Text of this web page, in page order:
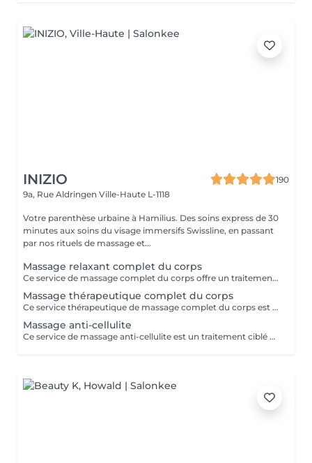
INIZIO
190
9a, Rue Aldringen Ville-Haute L-1118
Votre parenthèse urbaine à Hamilius. Des soins express de 30
minutes aux soins du visage immersifs Swissline, en passant
par nos rituels de massage et...
Massage relaxant complet du corps
Ce service de massage complet du corps offre un traitement complet et relaxant conçu pour travailler sur tout le corps : cou, épaules, dos, bras, mains, jambes, pieds. Il utilise des techniques fluides à moyenne pression pour relâcher la tension musculaire, améliorer la flexibilité et favoriser la relaxation profonde, ce qui le rend idéal pour soulager le stress, les douleurs quotidiennes ou simplement rétablir l'équilibre après une semaine chargée.
Massage thérapeutique complet du corps
Ce service thérapeutique de massage complet du corps est une séance ciblée et axée sur le traitement qui aborde la tension musculaire spécifique, les déséquilibres posturaux et les schémas de douleur chronique dans tout le corps. En utilisant des techniques plus profondes et ciblées telles que la libération myofasciale, le travail au point de déclenchement et l'étirement des fibres croisées, il vise à corriger les restrictions musculaires, à améliorer la mobilité articulaire et à restaurer le mouvement fonctionnel, ce qui le rend idéal pour les personnes souffrant d'inconfort récurrent ou de modes de vie actifs. Principaux avantages Soulage la tension musculaire chronique et la douleur, en particulier dans le cou, les épaules, le dos, les hanches et les jambes, en travaillant sur les tissus profonds et les points de déclenchement. Améliore la posture et la mobilité des articulations en relâchant les muscles tendus et le fascia, aidant le corps à bouger plus librement et avec moins de fatigue. Favorise la récupération et la performance des blessures en réduisant la raideur musculaire, en améliorant la circulation et en raccourcissant le temps de récupération après l'activité physique.
Massage anti-cellulite
Ce service de massage anti-cellulite est un traitement ciblé et stimulant conçu pour améliorer l'apparence et la texture de la peau généralement affectée par la cellulite, en particulier sur les cuisses, les hanches, les fesses et parfois l'abdomen. En utilisant des techniques fermes et rythmiques telles que le pétrissage profond, le drainage lymphatique et les pressions circulaires, il vise à briser les dépôts graisseux, à stimuler la circulation et à encourager l'élimination des fluides et des toxines retenus du tissu. Principaux avantages : Aide à réduire l'apparence visible de la cellulite en améliorant le flux sanguin et le drainage lymphatique dans les zones ciblées. Soutient une peau plus lisse et plus ferme en encourageant la dégradation des dépôts graisseux et en réduisant la rétention d'eau. Favorise une meilleure circulation et une meilleure désintoxication, ce qui peut laisser la peau plus douce, plus tonique et moins de fossettes au fil du temps avec des séances régulières.